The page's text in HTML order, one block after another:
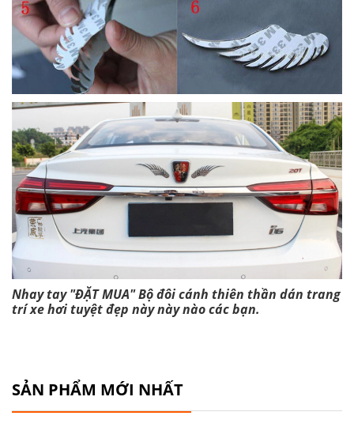
Nhay tay "ĐẶT MUA" Bộ đôi cánh thiên thần dán trang
trí xe hơi tuyệt đẹp này này nào các bạn.
SẢN PHẨM MỚI NHẤT